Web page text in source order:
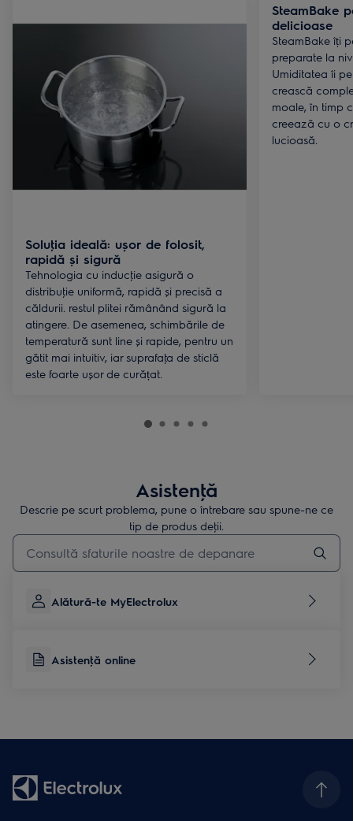
Soluţia ideală: ușor de folosit,
rapidă și sigură
Tehnologia cu inducţie asigură o
distribuţie uniformă, rapidă și precisă a
căldurii. restul plitei rămânând sigură la
atingere. De asemenea, schimbările de
temperatură sunt line și rapide, pentru un
gătit mai intuitiv, iar suprafaţa de sticlă
este foarte ușor de curățat.
SteamBake
delicioase
SteamBake îți
preparate la
Umiditatea îi
crească
moale, în timp
creează cu o
lucioasă.
Asistenţă
Descrie pe scurt problema, pune o întrebare sau spune-ne ce
tip de produs deţii.
Type to search for support articles
Alătură-te MyElectrolux
Asistenţă online